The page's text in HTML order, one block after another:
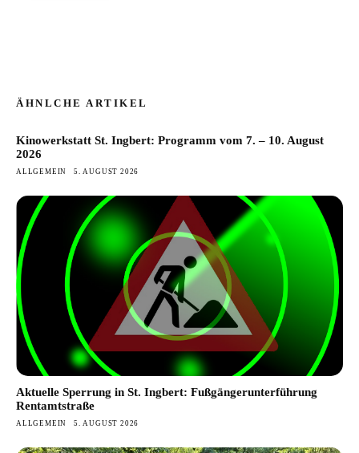
ÄHNLCHE ARTIKEL
Kinowerkstatt St. Ingbert: Programm vom 7. – 10. August
2026
ALLGEMEIN 5. AUGUST 2026
Aktuelle Sperrung in St. Ingbert: Fußgängerunterführung
Rentamtstraße
ALLGEMEIN 5. AUGUST 2026